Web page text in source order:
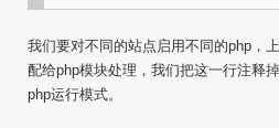
我们要对不同的站点启用不同的php，
配给php模块处理，我们把这一行注释
php运行模式。